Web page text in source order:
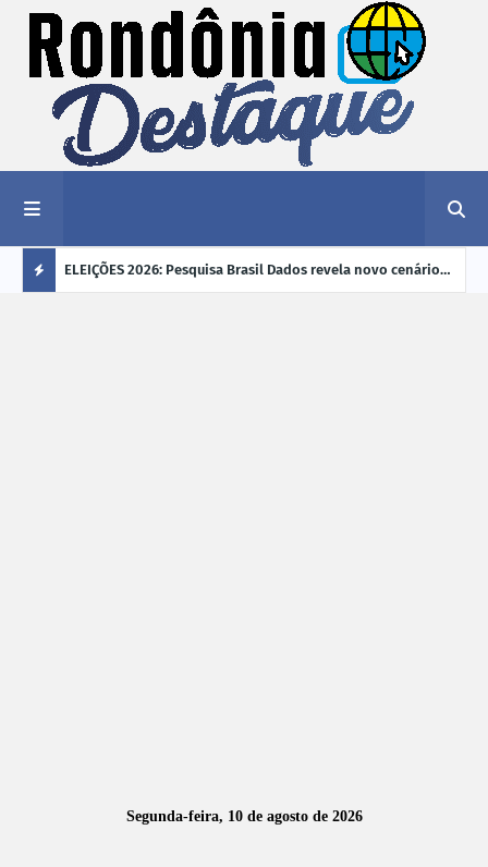
a mais ELEIÇÕES 2026: Pesquisa Brasil Dados revela novo cenário
Segunda-feira, 10 de agosto de 2026